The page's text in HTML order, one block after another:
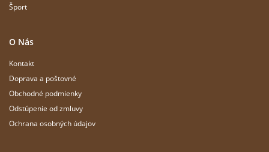
Šport
O Nás
Kontakt
Doprava a poštovné
Obchodné podmienky
Odstúpenie od zmluvy
Ochrana osobných údajov